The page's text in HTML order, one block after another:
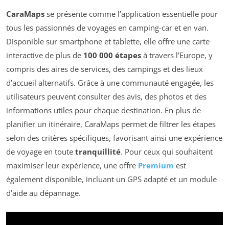
CaraMaps se présente comme l’application essentielle pour
tous les passionnés de voyages en camping-car et en van.
Disponible sur smartphone et tablette, elle offre une carte
interactive de plus de 100 000 étapes à travers l’Europe, y
compris des aires de services, des campings et des lieux
d’accueil alternatifs. Grâce à une communauté engagée, les
utilisateurs peuvent consulter des avis, des photos et des
informations utiles pour chaque destination. En plus de
planifier un itinéraire, CaraMaps permet de filtrer les étapes
selon des critères spécifiques, favorisant ainsi une expérience
de voyage en toute tranquillité. Pour ceux qui souhaitent
maximiser leur expérience, une offre Premium est
également disponible, incluant un GPS adapté et un module
d’aide au dépannage.